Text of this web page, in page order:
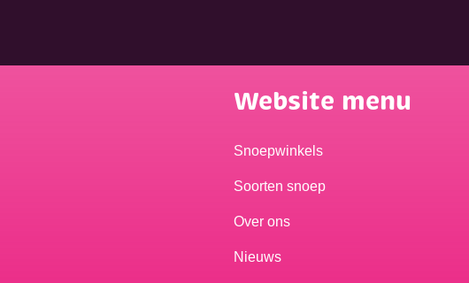
Website menu
Snoepwinkels
Soorten snoep
Over ons
Nieuws